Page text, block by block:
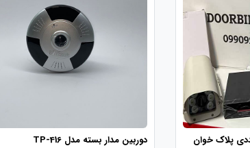
مداربسته 1 عددی پلاک خوان
دوربین مدار بسته مدل TP-416